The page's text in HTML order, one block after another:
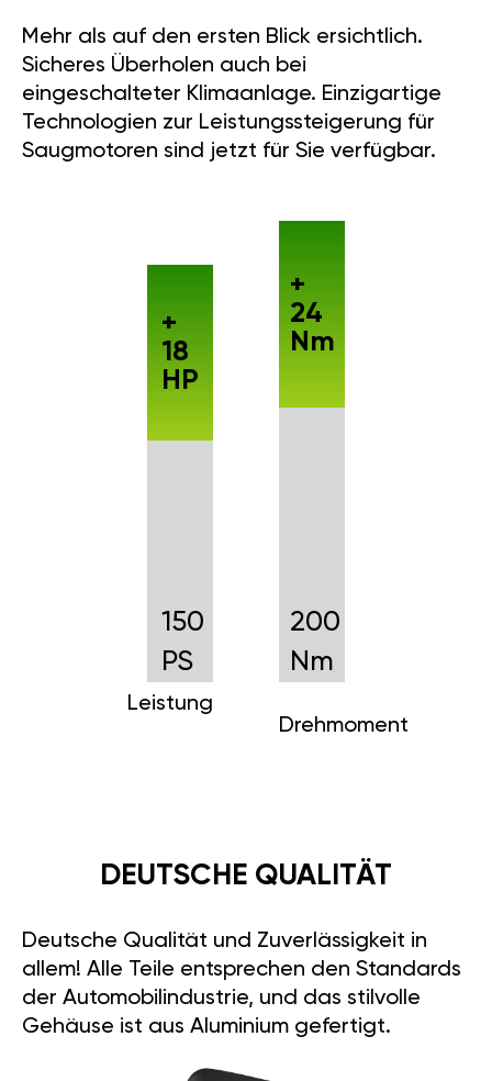
Mehr als auf den ersten Blick ersichtlich.
Sicheres Überholen auch bei
eingeschalteter Klimaanlage. Einzigartige
Technologien zur Leistungssteigerung für
Saugmotoren sind jetzt für Sie verfügbar.
150
PS
Leistung
+
18
HP
200
Nm
Drehmoment
+
24
Nm
DEUTSCHE QUALITÄT
Deutsche Qualität und Zuverlässigkeit in
allem! Alle Teile entsprechen den Standards
der Automobilindustrie, und das stilvolle
Gehäuse ist aus Aluminium gefertigt.